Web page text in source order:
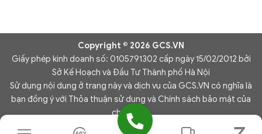
Copyright © 2026 GCS.VN
Giấy phép kinh doanh số: 0105791302 cấp ngày 15/02/2012 bởi
Sở Kế Hoạch và Đầu Tư Thành phố Hà Nội
Sử dụng nội dung ở trang này và dịch vụ của GCS.VN có nghĩa là
bạn đồng ý với Thỏa thuận sử dụng và Chính sách bảo mật của
chúng tôi.